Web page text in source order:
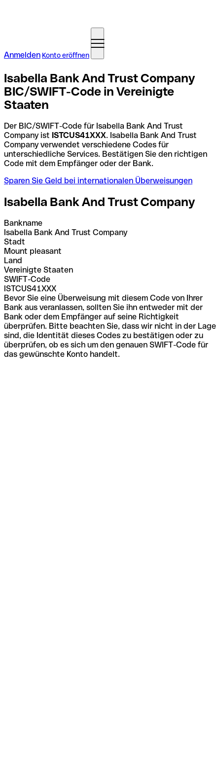
Anmelden Konto eröffnen
Isabella Bank And Trust Company
BIC/SWIFT-Code in Vereinigte
Staaten
Der BIC/SWIFT-Code für Isabella Bank And Trust
Company ist ISTCUS41XXX. Isabella Bank And Trust
Company verwendet verschiedene Codes für
unterschiedliche Services. Bestätigen Sie den richtigen
Code mit dem Empfänger oder der Bank.
Sparen Sie Geld bei internationalen Überweisungen
Isabella Bank And Trust Company
Bankname
Isabella Bank And Trust Company
Stadt
Mount pleasant
Land
Vereinigte Staaten
SWIFT-Code
ISTCUS41XXX
Bevor Sie eine Überweisung mit diesem Code von Ihrer
Bank aus veranlassen, sollten Sie ihn entweder mit der
Bank oder dem Empfänger auf seine Richtigkeit
überprüfen. Bitte beachten Sie, dass wir nicht in der Lage
sind, die Identität dieses Codes zu bestätigen oder zu
überprüfen, ob es sich um den genauen SWIFT-Code für
das gewünschte Konto handelt.